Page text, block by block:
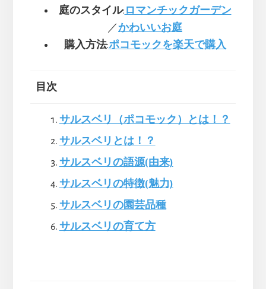
庭のスタイル: ロマンチックガーデン
／かわいいお庭
購入方法:ポコモックを楽天で購入
目次
サルスベリ（ポコモック）とは！？
サルスベリとは！？
サルスベリの語源(由来)
サルスベリの特徴(魅力)
サルスベリの園芸品種
サルスベリの育て方